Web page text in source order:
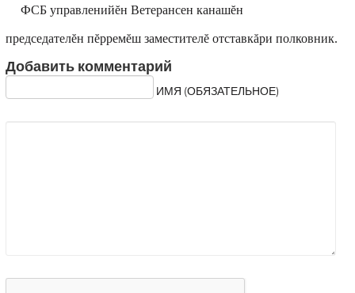
ФСБ управленийĕн Ветерансен канашĕн
председателĕн пĕрремĕш заместителĕ отставкăри полковник.
Добавить комментарий
ИМЯ (ОБЯЗАТЕЛЬНОЕ)